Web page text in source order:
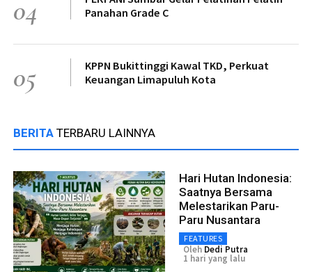
04
Panahan Grade C
05
KPPN Bukittinggi Kawal TKD, Perkuat
Keuangan Limapuluh Kota
BERITA TERBARU LAINNYA
Hari Hutan Indonesia:
Saatnya Bersama
Melestarikan Paru-
Paru Nusantara
FEATURES
Oleh Dedi Putra
1 hari yang lalu